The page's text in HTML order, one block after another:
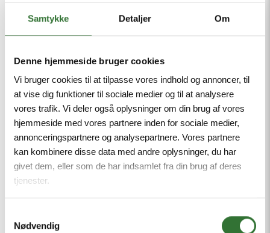
Samtykke Detaljer Om
Denne hjemmeside bruger cookies
Vi bruger cookies til at tilpasse vores indhold og annoncer, til
at vise dig funktioner til sociale medier og til at analysere
vores trafik. Vi deler også oplysninger om din brug af vores
hjemmeside med vores partnere inden for sociale medier,
annonceringspartnere og analysepartnere. Vores partnere
kan kombinere disse data med andre oplysninger, du har
givet dem, eller som de har indsamlet fra din brug af deres
tjenester.
Nødvendig
Messe
Bergen, Norway
NOVEMBER
Intermodal Europe 2026
nov. 10
Messe
Rotterdam, Holland
Tilmeld
Horizons Clean Energy Expansion Week
nov. 24
København, Danmark